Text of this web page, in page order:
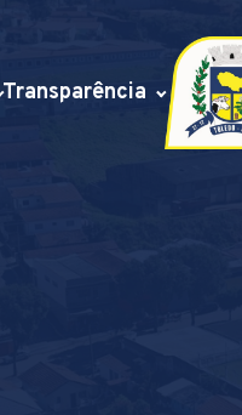
Transparência